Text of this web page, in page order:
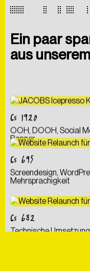
Ein paar
aus
CS 1920
OOH, DOOH, Social
Banner
CS 695
Screendesign,
Mehrsprachigkeit
CS 682
Technische
Hiermit bestätige
zu haben. Ich
ABSCHICKEN